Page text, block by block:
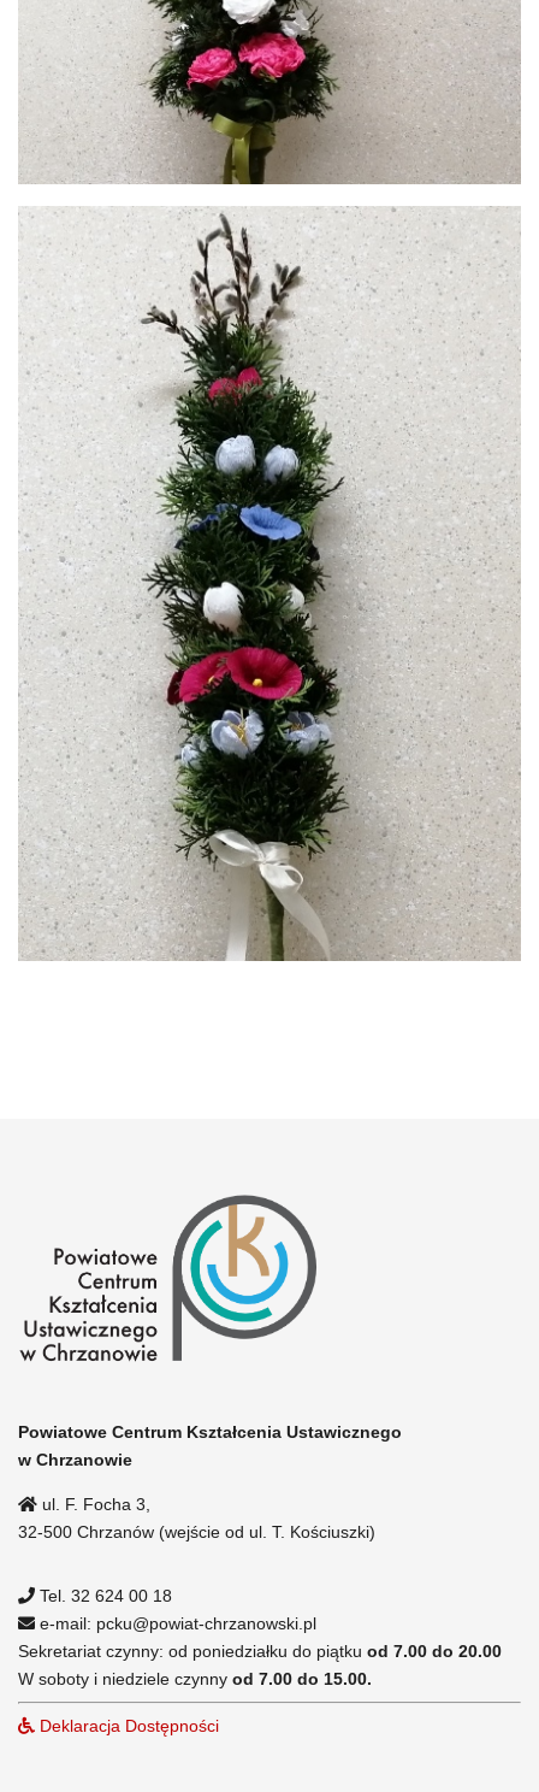
Powiatowe Centrum Kształcenia Ustawicznego
w Chrzanowie
ul. F. Focha 3,
32-500 Chrzanów (wejście od ul. T. Kościuszki)
Tel. 32 624 00 18
e-mail: pcku@powiat-chrzanowski.pl
Sekretariat czynny: od poniedziałku do piątku od 7.00 do 20.00
W soboty i niedziele czynny od 7.00 do 15.00.
Deklaracja Dostępności